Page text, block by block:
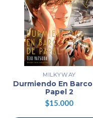
MILKYWAY
Durmiendo En
Papel 2
$15.000